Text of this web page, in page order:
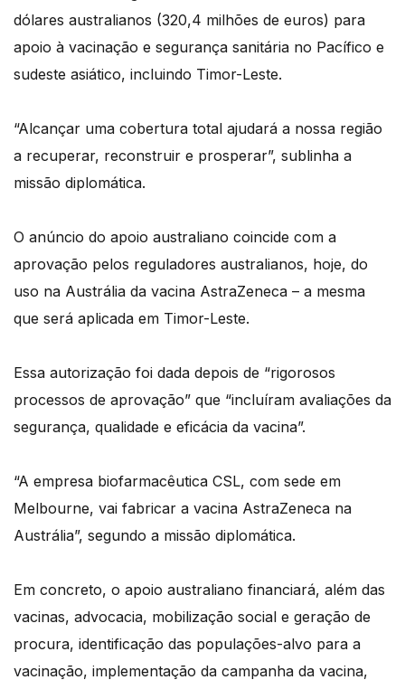
dólares australianos (320,4 milhões de euros) para
apoio à vacinação e segurança sanitária no Pacífico e
sudeste asiático, incluindo Timor-Leste.
“Alcançar uma cobertura total ajudará a nossa região
a recuperar, reconstruir e prosperar”, sublinha a
missão diplomática.
O anúncio do apoio australiano coincide com a
aprovação pelos reguladores australianos, hoje, do
uso na Austrália da vacina AstraZeneca – a mesma
que será aplicada em Timor-Leste.
Essa autorização foi dada depois de “rigorosos
processos de aprovação” que “incluíram avaliações da
segurança, qualidade e eficácia da vacina”.
“A empresa biofarmacêutica CSL, com sede em
Melbourne, vai fabricar a vacina AstraZeneca na
Austrália”, segundo a missão diplomática.
Em concreto, o apoio australiano financiará, além das
vacinas, advocacia, mobilização social e geração de
procura, identificação das populações-alvo para a
vacinação, implementação da campanha da vacina,